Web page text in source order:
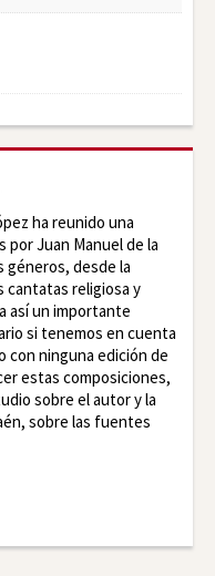
ha reunido una
Juan Manuel de la
géneros, desde la
cantatas religiosa y
así un importante
si tenemos en cuenta
con ninguna edición de
estas composiciones,
sobre el autor y la
sobre las fuentes